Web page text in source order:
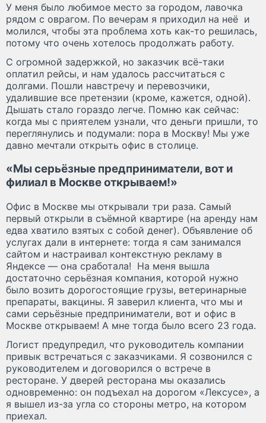
У меня было любимое место за городом, лавочка
рядом с оврагом. По вечерам я приходил на неё и
молился, чтобы эта проблема хоть как-то решилась,
потому что очень хотелось продолжать работу.
С огромной задержкой, но заказчик всё-таки
оплатил рейсы, и нам удалось рассчитаться с
долгами. Пошли навстречу и перевозчики,
удалившие все претензии (кроме, кажется, одной).
Дышать стало гораздо легче. Помню как сейчас:
когда мы с приятелем узнали, что деньги пришли, то
переглянулись и подумали: пора в Москву! Мы уже
давно мечтали открыть офис в столице.
«Мы серьёзные предприниматели, вот и
филиал в Москве открываем!»
Офис в Москве мы открывали три раза. Самый
первый открыли в съёмной квартире (на аренду нам
едва хватило взятых с собой денег). Объявление об
услугах дали в интернете: тогда я сам занимался
сайтом и настраивал контекстную рекламу в
Яндексе — она сработала! На меня вышла
достаточно серьёзная компания, которой нужно
было возить дорогостоящие грузы, ветеринарные
препараты, вакцины. Я заверил клиента, что мы и
сами серьёзные предприниматели, вот и офис в
Москве открываем! А мне тогда было всего 23 года.
Логист предупредил, что руководитель компании
привык встречаться с заказчиками. Я созвонился с
руководителем и договорился о встрече в
ресторане. У дверей ресторана мы оказались
одновременно: он подъехал на дорогом «Лексусе», а
я вышел из-за угла со стороны метро, на котором
приехал.